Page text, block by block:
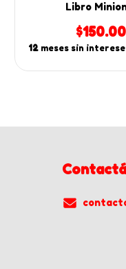
Libro
$150.00
12 meses sin